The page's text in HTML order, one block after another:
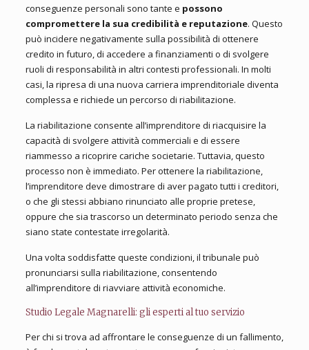
conseguenze personali sono tante e possono
compromettere la sua credibilità e reputazione. Questo
può incidere negativamente sulla possibilità di ottenere
credito in futuro, di accedere a finanziamenti o di svolgere
ruoli di responsabilità in altri contesti professionali. In molti
casi, la ripresa di una nuova carriera imprenditoriale diventa
complessa e richiede un percorso di riabilitazione.
La riabilitazione consente all’imprenditore di riacquisire la
capacità di svolgere attività commerciali e di essere
riammesso a ricoprire cariche societarie. Tuttavia, questo
processo non è immediato. Per ottenere la riabilitazione,
l’imprenditore deve dimostrare di aver pagato tutti i creditori,
o che gli stessi abbiano rinunciato alle proprie pretese,
oppure che sia trascorso un determinato periodo senza che
siano state contestate irregolarità.
Una volta soddisfatte queste condizioni, il tribunale può
pronunciarsi sulla riabilitazione, consentendo
all’imprenditore di riavviare attività economiche.
Studio Legale Magnarelli: gli esperti al tuo servizio
Per chi si trova ad affrontare le conseguenze di un fallimento,